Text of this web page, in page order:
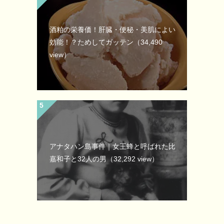
酒粕の栄養価！肝臓・便秘・美肌によい
効能！？ためしてガッテン （34,490
view）
アナタハン島事件｜女王蜂と呼ばれた比
嘉和子と32人の男（32,292 view）